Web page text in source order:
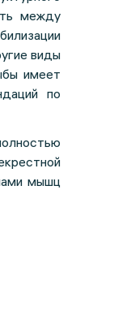
между
виды
имеет
по
мышц